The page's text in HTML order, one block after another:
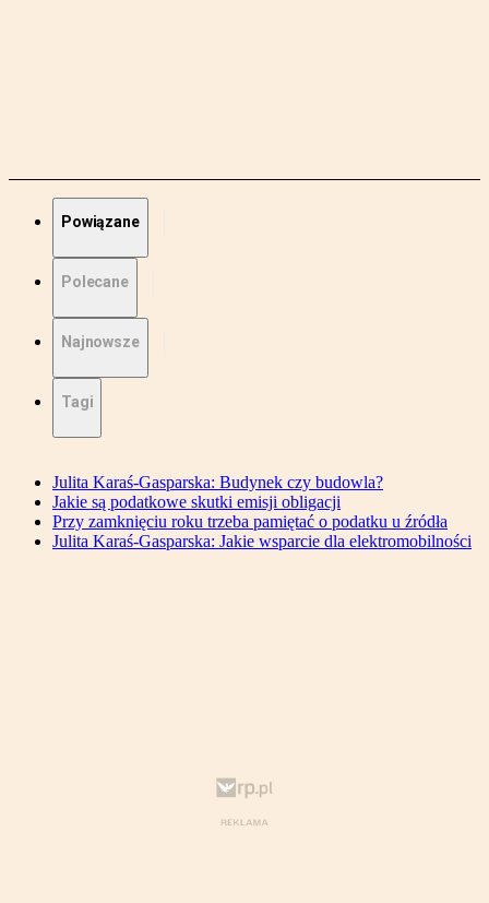
Powiązane
Polecane
Najnowsze
Tagi
Julita Karaś-Gasparska: Budynek czy budowla?
Jakie są podatkowe skutki emisji obligacji
Przy zamknięciu roku trzeba pamiętać o podatku u źródła
Julita Karaś-Gasparska: Jakie wsparcie dla elektromobilności